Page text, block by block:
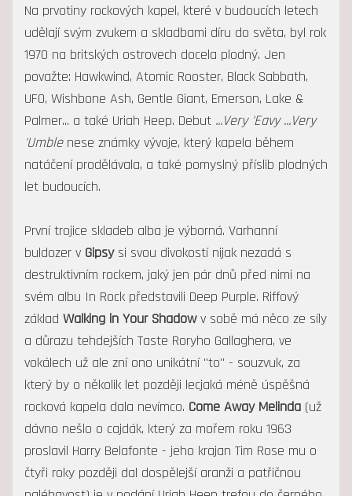
Na prvotiny rockových kapel, které v budoucích letech
udělají svým zvukem a skladbami díru do světa, byl rok
1970 na britských ostrovech docela plodný. Jen
považte: Hawkwind, Atomic Rooster, Black Sabbath,
UFO, Wishbone Ash, Gentle Giant, Emerson, Lake &
Palmer... a také Uriah Heep. Debut ...Very 'Eavy ...Very
'Umblenese známky vývoje, který kapela během
natáčení prodělávala, a také pomyslný příslib plodných
let budoucích.
První trojice skladeb alba je výborná. Varhanní
buldozer v Gipsysi svou divokostí nijak nezadá s
destruktivním rockem, jaký jen pár dnů před nimi na
svém albu In Rock představili Deep Purple. Riffový
základ Walking in Your Shadowv sobě má něco ze síly
a důrazu tehdejších Taste Roryho Gallaghera, ve
vokálech už ale zní ono unikátní "to" - souzvuk, za
který by o několik let později lecjaká méně úspěšná
rocková kapela dala nevímco. Come Away Melinda(už
dávno nešlo o cajdák, který za mořem roku 1963
proslavil Harry Belafonte - jeho krajan Tim Rose mu o
čtyři roky později dal dospělejší aranži a patřičnou